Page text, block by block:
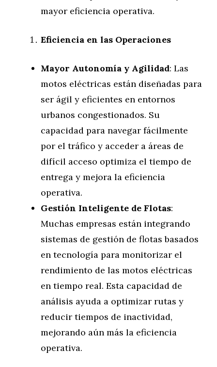
mayor eficiencia operativa.
Eficiencia en las Operaciones
Mayor Autonomía y Agilidad: Las
motos eléctricas están diseñadas para
ser ágil y eficientes en entornos
urbanos congestionados. Su
capacidad para navegar fácilmente
por el tráfico y acceder a áreas de
difícil acceso optimiza el tiempo de
entrega y mejora la eficiencia
operativa.
Gestión Inteligente de Flotas:
Muchas empresas están integrando
sistemas de gestión de flotas basados
en tecnología para monitorizar el
rendimiento de las motos eléctricas
en tiempo real. Esta capacidad de
análisis ayuda a optimizar rutas y
reducir tiempos de inactividad,
mejorando aún más la eficiencia
operativa.